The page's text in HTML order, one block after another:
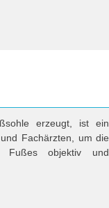
erzeugt, ist ein
Fachärzten, um die
Fußes objektiv und